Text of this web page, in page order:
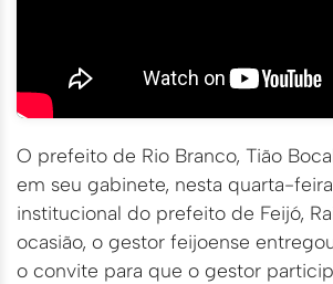
O prefeito de Rio Branco, Tião
em seu gabinete, nesta quarta-
institucional do prefeito de Feijó,
ocasião, o gestor feijoense
o convite para que o gestor